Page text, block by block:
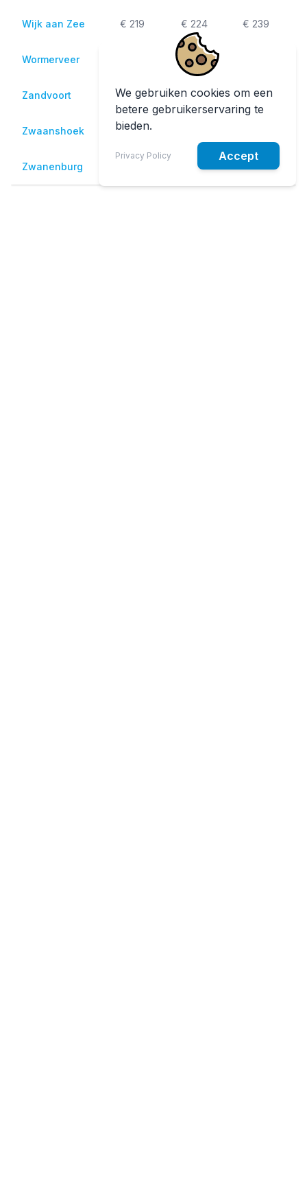
We gebruiken cookies om een
betere gebruikerservaring te
bieden.
Privacy Policy Accept
Wijk aan Zee € 219 € 224 € 239
Wormerveer € 244
Zandvoort € 219 € 224 € 239
Zwaanshoek € 209
Zwanenburg € 204